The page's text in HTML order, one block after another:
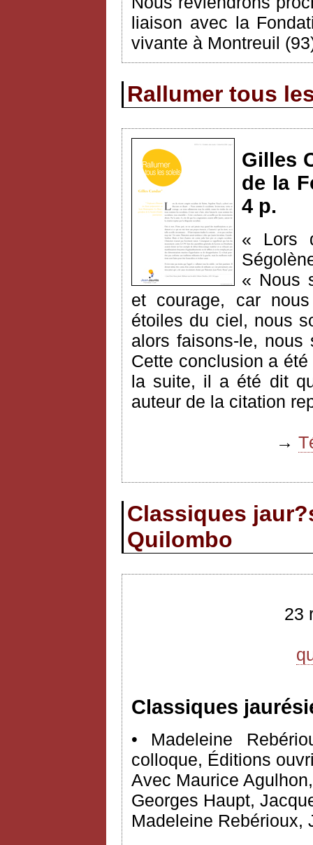
liaison avec la
vivante à Montreuil
Rallumer tous
Gilles
de la
4 p.
« Lors
« Nous
et courage, car
étoiles du ciel, nous
alors faisons-le,
Cette conclusion a
la suite, il a été dit
auteur de la citation
→
Classiques
Quilombo
23
Classiques
• Madeleine
colloque, Éditions
Avec Maurice
Georges Haupt,
Madeleine Rebérioux,